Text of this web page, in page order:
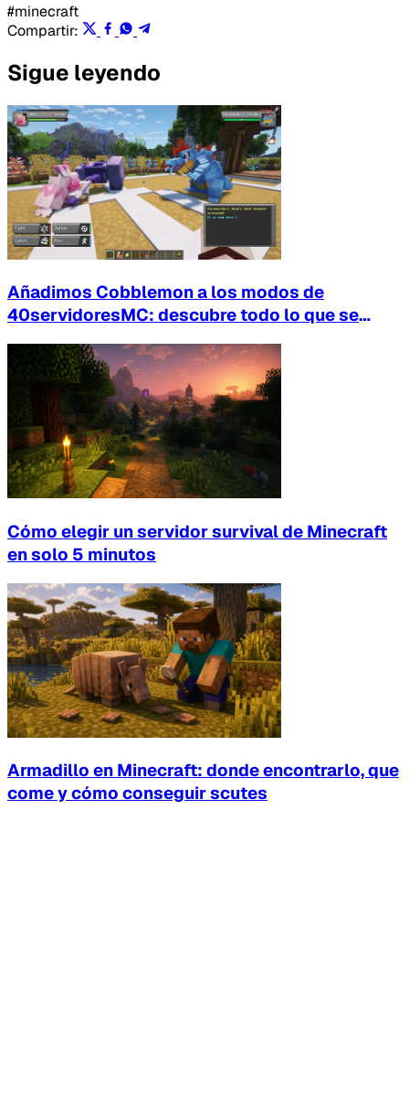
#minecraft
Compartir:
Sigue leyendo
Añadimos Cobblemon a los modos de
40servidoresMC: descubre todo lo que se
puede hacer
Cómo elegir un servidor survival de Minecraft
en solo 5 minutos
Armadillo en Minecraft: donde encontrarlo, que
come y cómo conseguir scutes